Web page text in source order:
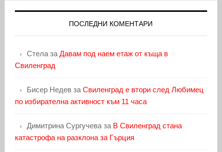
ПОСЛЕДНИ КОМЕНТАРИ
Стелаза Давам под наем етаж от къща в
Свиленград
Бисер Недевза Свиленград е втори след Любимец
по избирателна активност към 11 часа
Димитрина Сургучеваза В Свиленград стана
катастрофа на разклона за Гърция